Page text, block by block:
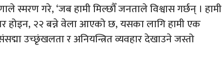
स्मरण गरे, ‘जब हामी मिल्छौँ जनताले विश्वास गर्छन् । हामी
होइन, २२ बन्ने वेला आएको छ, यसका लागि हामी एक
उच्छृंखलता र अनियन्त्रित व्यवहार देखाउने जस्तो